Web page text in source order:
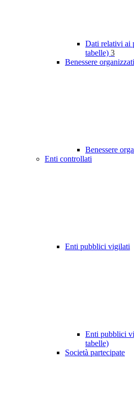
Dati relativi ai
tabelle) 3
Benessere
Benessere
Enti controllati
Enti pubblici vigilati
Enti pubblici
tabelle)
Società partecipate